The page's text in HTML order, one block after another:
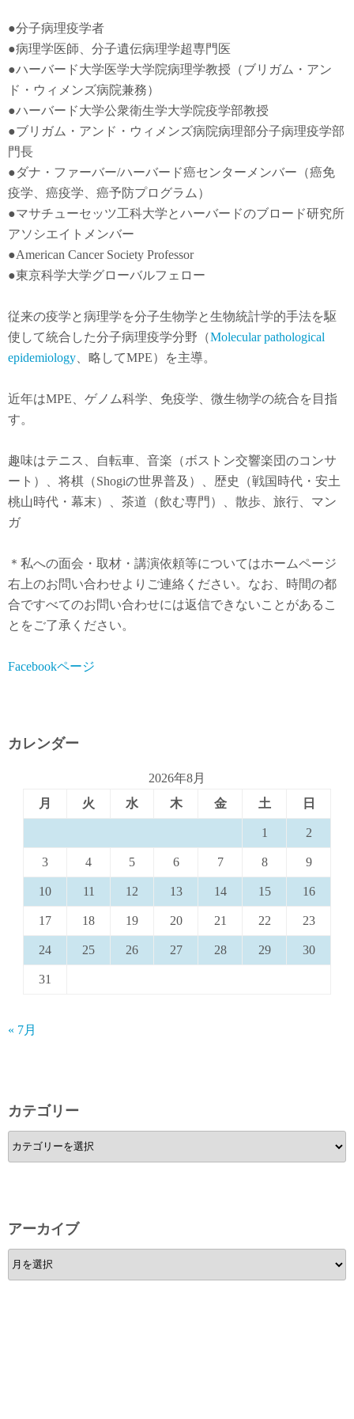
●分子病理疫学者
●病理学医師、分子遺伝病理学超専門医
●ハーバード大学医学大学院病理学教授（ブリガム・アン
ド・ウィメンズ病院兼務）
●ハーバード大学公衆衛生学大学院疫学部教授
●ブリガム・アンド・ウィメンズ病院病理部分子病理疫学部
門長
●ダナ・ファーバー/ハーバード癌センターメンバー（癌免
疫学
癌疫学 、癌予防プログラム）
●マサチューセッツ工科大学とハーバードのブロード研究所
アソシエイトメンバー
●American Cancer Society Professor
●東京科学大学グローバルフェロー
従来の疫学と病理学を分子生物学と生物統計学的手法を駆
使して統合した分子病理疫学分野（Molecular pathological
epidemiology 、略してMPE）を主導。
近年はMPE 、ゲノム科学、免疫学、微生物学の統合を目指
す。
趣味はテニス、自転車、音楽（ボストン交響楽団のコンサ
ート）、将棋（Shogiの世界普及）、歴史（戦国時代・安土
桃山時代・幕末）、茶道（飲む専門）、散歩、旅行、マン
ガ
＊私への面会・取材・講演依頼等についてはホームページ
右上のお問い合わせよりご連絡ください。なお、時間の都
合ですべてのお問い合わせには返信できないことがあるこ
とをご了承ください。
Facebookページ
カレンダー
2026年8月
月
火 水 木 金 土 日
1 2
3 4 5 6 7 8 9
10 11 12 13 14 15 16
17 18 19 20 21 22 23
24 25 26 27 28 29 30
31
« 7月
カテゴリー
カ
テ
ー
アーカイブ
ア
ー